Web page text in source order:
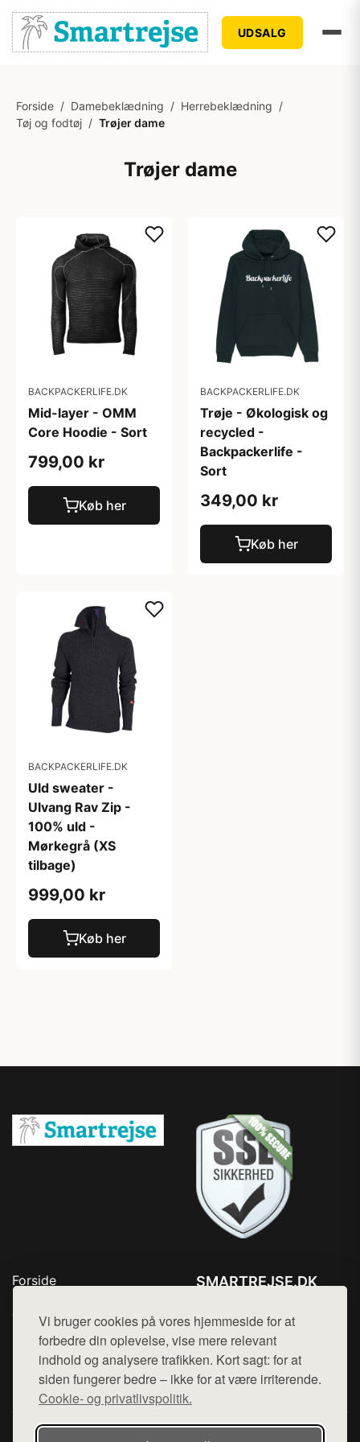
Vi bruger cookies på vores hjemmeside for at
forbedre din oplevelse, vise mere relevant
indhold og analysere trafikken. Kort sagt: for at
siden fungerer bedre – ikke for at være irriterende.
Cookie- og privatlivspolitik.
UDSALG
Forside / Damebeklædning / Herrebeklædning /
Tøj og fodtøj / Trøjer dame
Trøjer dame
BACKPACKERLIFE.DK
Mid-layer - OMM
Core Hoodie - Sort
799,00 kr
Køb her
BACKPACKERLIFE.DK
Trøje - Økologisk og
recycled -
Backpackerlife -
Sort
349,00 kr
Køb her
BACKPACKERLIFE.DK
Uld sweater -
Ulvang Rav Zip -
100% uld -
Mørkegrå (XS
tilbage)
999,00 kr
Køb her
Forside
Top Rabatter
Kontakt
SMARTREJSE.DK
Mail: hej@want.dk
Cookie- og privatlivspolitik